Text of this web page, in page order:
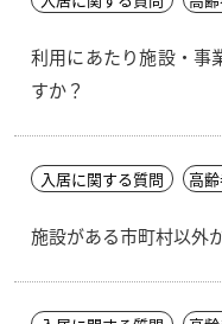
利用にあたり施設・事
すか？
入居に関する質問 高
施設がある市町村以外